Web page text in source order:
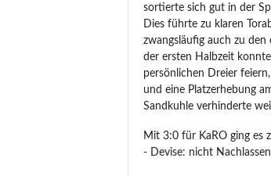
sortierte sich gut in der
Dies führte zu klaren
zwangsläufig auch zu den
der ersten Halbzeit
persönlichen Dreier
und eine Platzerhebung
Sandkuhle verhinderte
Mit 3:0 für KaRO ging es
- Devise: nicht